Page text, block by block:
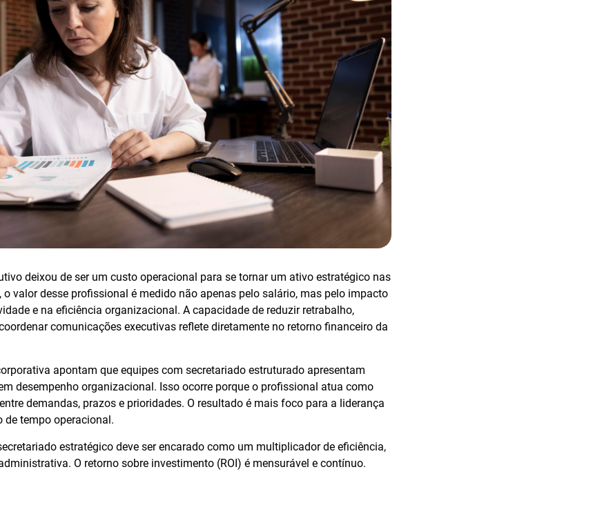
deixou de ser um custo operacional para se tornar um ativo estratégico nas
o valor desse profissional é medido não apenas pelo salário, mas pelo impacto
e na eficiência organizacional. A capacidade de reduzir retrabalho,
comunicações executivas reflete diretamente no retorno financeiro da
apontam que equipes com secretariado estruturado apresentam
desempenho organizacional. Isso ocorre porque o profissional atua como
demandas, prazos e prioridades. O resultado é mais foco para a liderança
de tempo operacional.
estratégico deve ser encarado como um multiplicador de eficiência,
O retorno sobre investimento (ROI) é mensurável e contínuo.